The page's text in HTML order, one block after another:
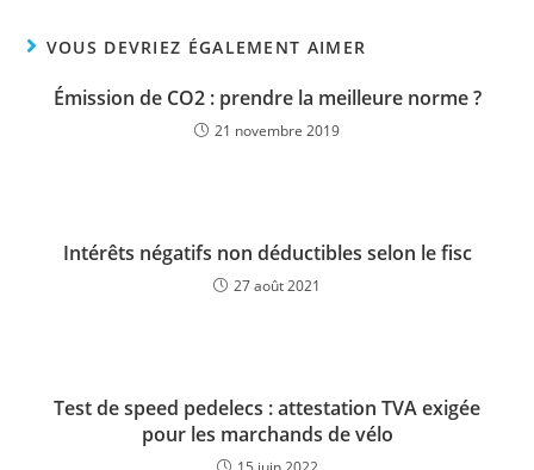
VOUS DEVRIEZ ÉGALEMENT AIMER
Émission de CO2 : prendre la meilleure norme ?
21 novembre 2019
Intérêts négatifs non déductibles selon le fisc
27 août 2021
Test de speed pedelecs : attestation TVA exigée
pour les marchands de vélo